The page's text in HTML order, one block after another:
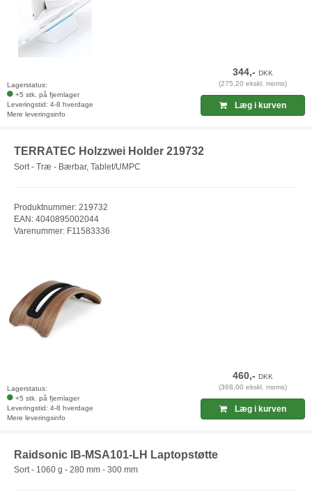
Lagerstatus:
+5 stk. på fjernlager
Leveringstid: 4-8 hverdage
Mere leveringsinfo
344,-DKK
(275,20 ekskl. moms)
Læg i kurven
TERRATEC Holzzwei Holder 219732
Sort - Træ - Bærbar, Tablet/UMPC
Produktnummer: 219732
EAN: 4040895002044
Varenummer: F11583336
Lagerstatus:
+5 stk. på fjernlager
Leveringstid: 4-8 hverdage
Mere leveringsinfo
460,-DKK
(368,00 ekskl. moms)
Læg i kurven
Raidsonic IB-MSA101-LH Laptopstøtte
Sort - 1060 g - 280 mm - 300 mm